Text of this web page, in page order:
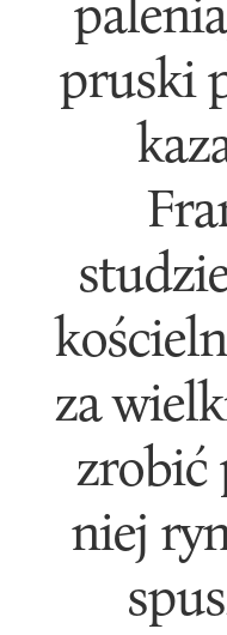
pruski
za
zrobić
niej